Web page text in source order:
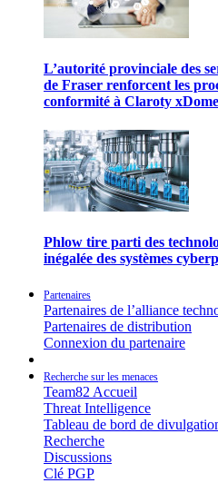
L’autorité provinciale des
de Fraser renforcent les
conformité à Claroty xDome
Phlow tire parti des
inégalée des systèmes
Partenaires
Partenaires de l’alliance
Partenaires de distribution
Connexion du partenaire
Recherche sur les menaces
Team82 Accueil
Threat Intelligence
Tableau de bord de
Recherche
Discussions
Clé PGP